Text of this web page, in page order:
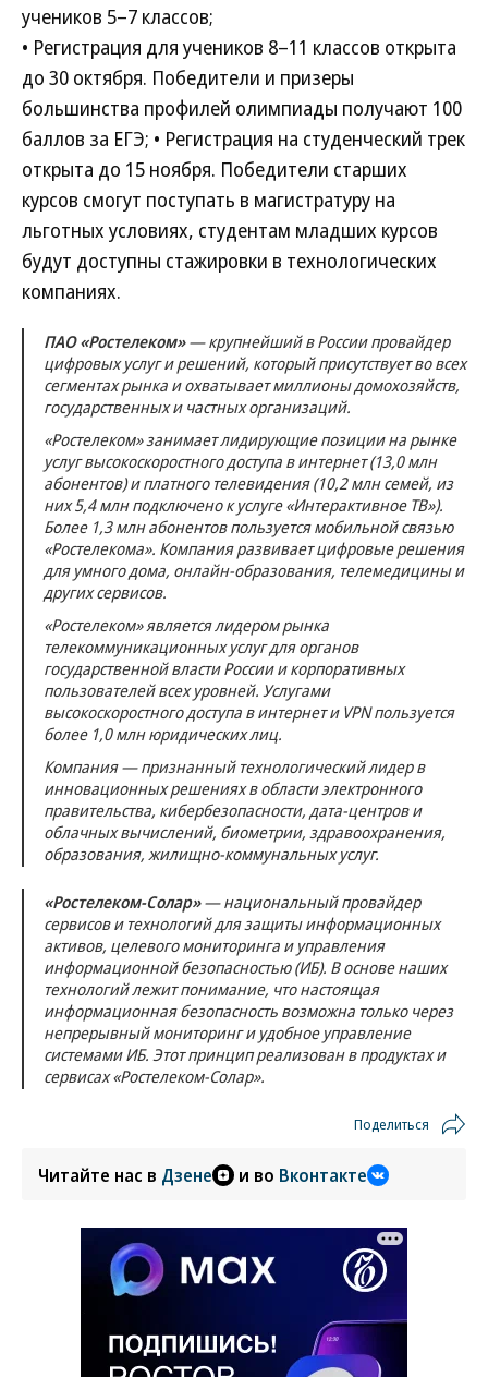
учеников 5–7 классов;
• Регистрация для учеников 8–11 классов открыта
до 30 октября. Победители и призеры
большинства профилей олимпиады получают 100
баллов за ЕГЭ; • Регистрация на студенческий трек
открыта до 15 ноября. Победители старших
курсов смогут поступать в магистратуру на
льготных условиях, студентам младших курсов
будут доступны стажировки в технологических
компаниях.
ПАО «Ростелеком»— крупнейший в России провайдер
цифровых услуг и решений, который присутствует во всех
сегментах рынка и охватывает миллионы домохозяйств,
государственных и частных организаций.
«Ростелеком» занимает лидирующие позиции на рынке
услуг высокоскоростного доступа в интернет (13,0 млн
абонентов) и платного телевидения (10,2 млн семей, из
них 5,4 млн подключено к услуге «Интерактивное ТВ»).
Более 1,3 млн абонентов пользуется мобильной связью
«Ростелекома». Компания развивает цифровые решения
для умного дома, онлайн-образования, телемедицины и
других сервисов.
«Ростелеком» является лидером рынка
телекоммуникационных услуг для органов
государственной власти России и корпоративных
пользователей всех уровней. Услугами
высокоскоростного доступа в интернет и VPN пользуется
более 1,0 млн юридических лиц.
Компания — признанный технологический лидер в
инновационных решениях в области электронного
правительства, кибербезопасности, дата-центров и
облачных вычислений, биометрии, здравоохранения,
образования, жилищно-коммунальных услуг.
«Ростелеком-Солар»— национальный провайдер
сервисов и технологий для защиты информационных
активов, целевого мониторинга и управления
информационной безопасностью (ИБ). В основе наших
технологий лежит понимание, что настоящая
информационная безопасность возможна только через
непрерывный мониторинг и удобное управление
системами ИБ. Этот принцип реализован в продуктах и
сервисах «Ростелеком-Солар».
Поделиться
Читайте нас в Дзене и во Вконтакте